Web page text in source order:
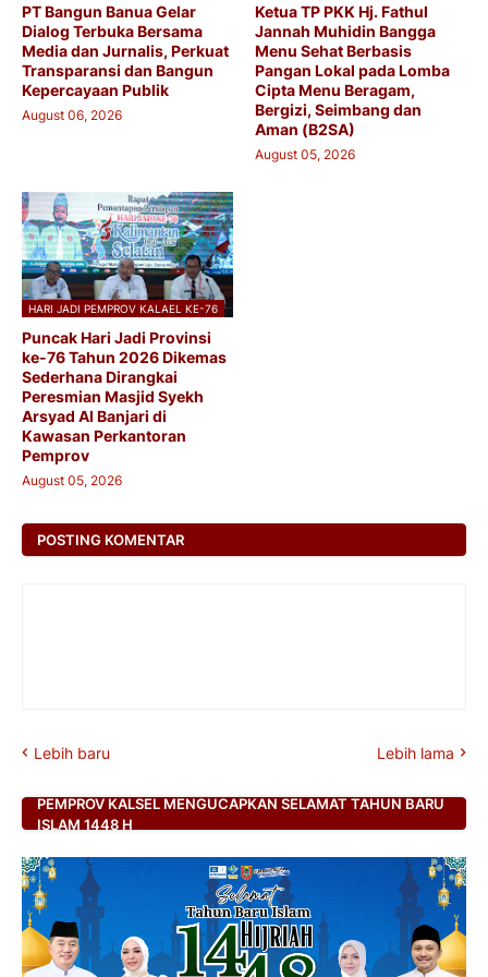
PT Bangun Banua Gelar
Dialog Terbuka Bersama
Media dan Jurnalis, Perkuat
Transparansi dan Bangun
Kepercayaan Publik
August 06, 2026
Ketua TP PKK Hj. Fathul
Jannah Muhidin Bangga
Menu Sehat Berbasis
Pangan Lokal pada Lomba
Cipta Menu Beragam,
Bergizi, Seimbang dan
Aman (B2SA)
August 05, 2026
HARI JADI PEMPROV KALAEL KE-76
Puncak Hari Jadi Provinsi
ke-76 Tahun 2026 Dikemas
Sederhana Dirangkai
Peresmian Masjid Syekh
Arsyad Al Banjari di
Kawasan Perkantoran
Pemprov
August 05, 2026
POSTING KOMENTAR
Lebih baru Lebih lama
PEMPROV KALSEL MENGUCAPKAN SELAMAT TAHUN BARU
ISLAM 1448 H